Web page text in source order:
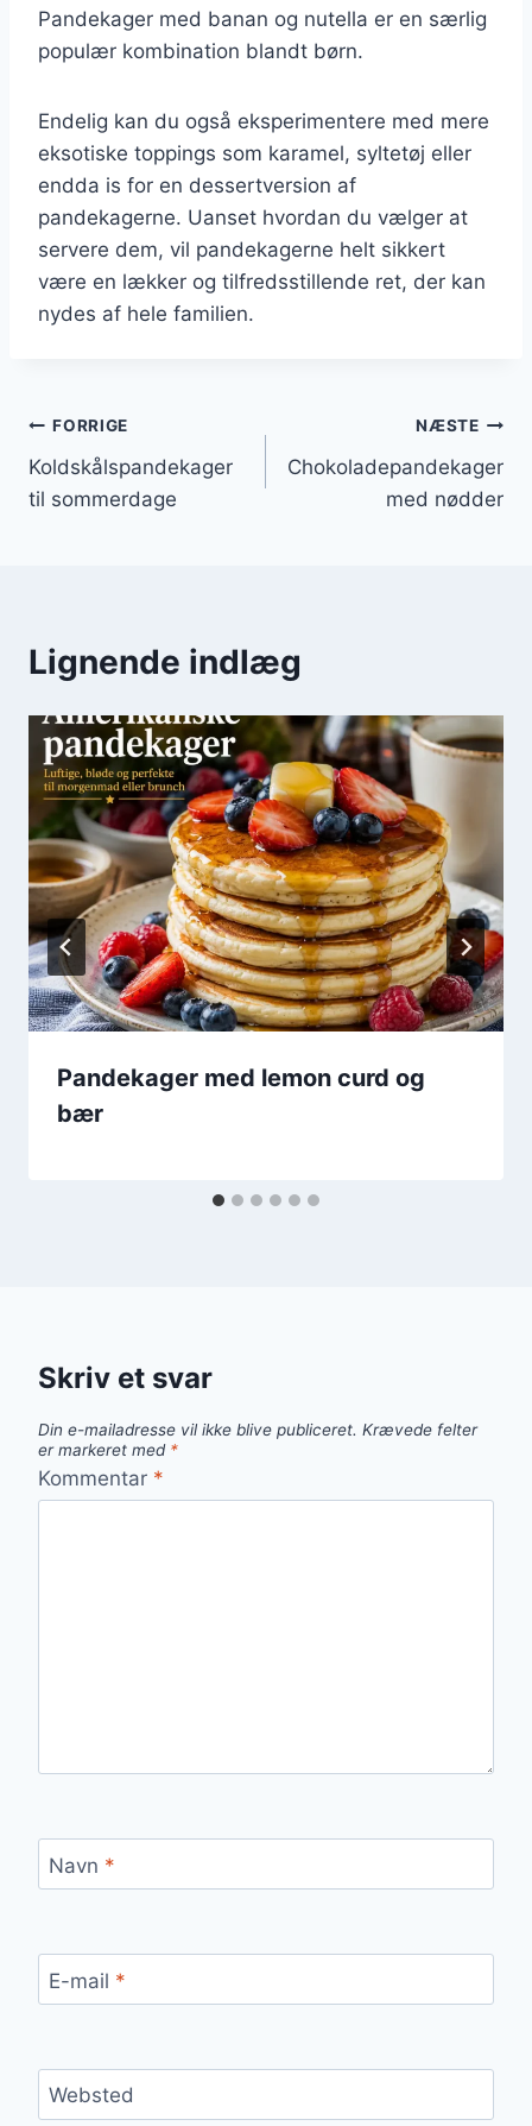
Pandekager med banan og nutella er en særlig
populær kombination blandt børn.
Endelig kan du også eksperimentere med mere
eksotiske toppings som karamel, syltetøj eller
endda is for en dessertversion af
pandekagerne. Uanset hvordan du vælger at
servere dem, vil pandekagerne helt sikkert
være en lækker og tilfredsstillende ret, der kan
nydes af hele familien.
Indlægsnavigation
FORRIGE
Koldskålspandekager
til sommerdage
NÆSTE
Chokoladepandekager
med nødder
Lignende indlæg
Pandekager med lemon curd og
bær
Skriv et svar
Din e-mailadresse vil ikke blive publiceret. Krævede felter
er markeret med *
Kommentar *
Navn *
E-mail *
Websted